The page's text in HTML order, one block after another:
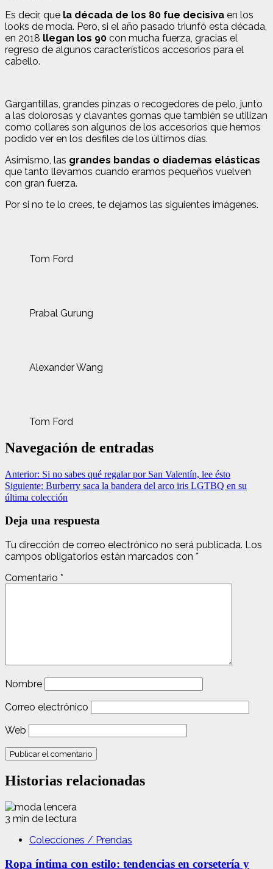
Es decir, que la década de los 80 fue decisiva en los
looks de moda. Pero, si el año pasado triunfó esta década,
en 2018 llegan los 90 con mucha fuerza, gracias el
regreso de algunos característicos accesorios para el
cabello.
Gargantillas, grandes pinzas o recogedores de pelo, junto
a las dolorosas y clavantes gomas que también se utilizan
como collares son algunos de los accesorios que hemos
podido ver en los desfiles de los últimos días.
Asimismo, las grandes bandas o diademas elásticas
que tanto llevamos cuando eramos pequeños vuelven
con gran fuerza.
Por si no te lo crees, te dejamos las siguientes imágenes.
Tom Ford
Prabal Gurung
Alexander Wang
Tom Ford
Navegación de entradas
Anterior: Si no sabes qué regalar por San Valentín, lee ésto
Siguiente: Burberry saca la bandera del arco iris LGTBQ en su
última colección
Deja una respuesta
Tu dirección de correo electrónico no será publicada. Los
campos obligatorios están marcados con *
Comentario *
Nombre
Correo electrónico
Web
Historias relacionadas
3 min de lectura
Colecciones / Prendas
Ropa íntima con estilo: tendencias en corsetería y